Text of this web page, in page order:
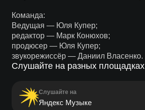
Команда:
Ведущая — Юля Купер;
редактор — Марк Конюхов;
продюсер — Юля Купер;
звукорежиссёр — Даниил Власенко.
Слушайте на разных площадках
Слушайте на
Яндекс Музыке